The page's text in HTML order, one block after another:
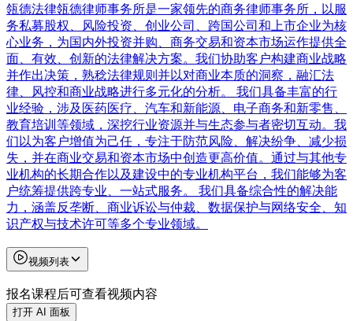
瓴德法律瓴德律师事务所是一家领先的商务律师事务所，以服
务私募股权、风险投资、创业公司、跨国公司和上市企业为核
心业务，为国内外投资并购、商务交易和资本市场运作提供全
面、有效、创新的法律解决方案。我们协助客户构建商业战略
并作出决策，熟稔法律规则并以对商业本质的洞察，融汇法
律、风控和商业战略进行多元化的分析。 我们具备丰富的行
业经验，涉及医药医疗、汽车和新能源、电子商务和新零售、
教育培训等领域，深挖行业资源并与生态参与者密切互动。我
们以为客户增值为己任，专注于防范风险、解决纷争、减少损
失，并在商业交易和资本市场中创造更高价值。通过与其他专
业机构的长期合作以及建设中的专业机构平台，我们能够为客
户统筹提供跨专业、一站式服务。 我们具备综合性的解决能
力，涵盖反垄断、商业诉讼与仲裁、数据保护与网络安全、知
识产权与技术许可等多个专业领域。
视频列表
报名课程后可查看视频内容
打开 AI 面板